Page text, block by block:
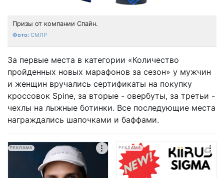
Призы от компании Спайн.
СМЛР
За первые места в категории «Количество
пройденных новых марафонов за сезон» у мужчин
и женщин вручались сертификаты на покупку
кроссовок Spine, за вторые - овербуты, за третьи -
чехлы на лыжные ботинки. Все последующие места
награждались шапочками и баффами.
РЕКЛАМА РЕКЛАМА